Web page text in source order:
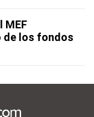
MEF
de los fondos